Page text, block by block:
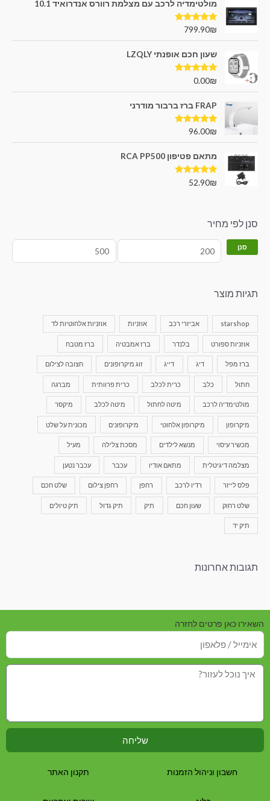
מולטימדיה לרכב עם מצלמת רוורס אנדרואיד 10.1
דורג5.00
799.90₪
שעון חכם אופנתי LZQLY
דורג5.00
0.00₪
FRAP ברז ברבור מודרני
דורג5.00
96.00₪
מתאם פטיפון RCA PP500
דורג5.00
52.90₪
סנן לפי מחיר
סנן
תגיות מוצר
starshop אביזרי רכב אוזניות אוזניות אלחוטיות לד
אוזניות ספורט בלנדר ברז אמבטיה ברז מטבח
ברז מפל דיג דייג זוג מיקרופונים חצובה לצילום
חתול כלב כרית לכלב כרית פרוותית מברגה
מולטימדיה לרכב מיטה לחתול מיטה לכלב מיקסר
מיקרופון מיקרופון אלחוטי מיקרופונים מכונית על שלט
מכשיר עיסוי מנשא לילדים מסכת צלילה מעיל
מצלמה דיגיטלית מתאם אודיו עכבר עכבר נטען
פלס לייזר רדיו לרכב רחפן רחפן צילום שלט חכם
שלט רחוק שעון חכם תיק תיק גדול תיק טיולים
תיק יד
תגובות אחרונות
השאירו כאן פרטים לחזרה
שליחה
חשבון וניהול הזמנות תקנון האתר